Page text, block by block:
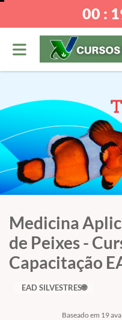
00 :
Medicina
de Peixes -
Capacitação
Baseado em 19
EAD SILVESTRES🌐